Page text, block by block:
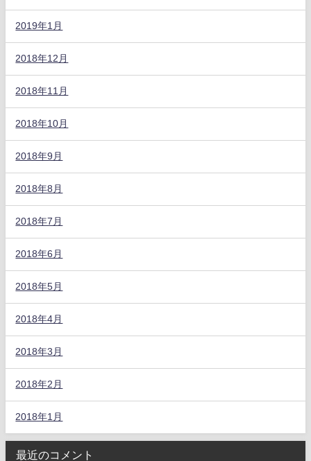
2019年1月
2018年12月
2018年11月
2018年10月
2018年9月
2018年8月
2018年7月
2018年6月
2018年5月
2018年4月
2018年3月
2018年2月
2018年1月
最近のコメント